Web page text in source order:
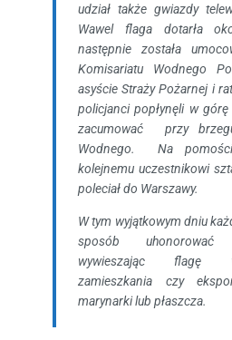
udział także gwiazdy
Wawel flaga dotarła
następnie została
Komisariatu Wodnego
asyście Straży Pożarnej i
policjanci popłynęli w
zacumować przy
Wodnego. Na
kolejnemu uczestnikowi
poleciał do Warszawy.
W tym wyjątkowym dniu
sposób uhonorować
wywieszając flagę
zamieszkania czy
marynarki lub płaszcza.